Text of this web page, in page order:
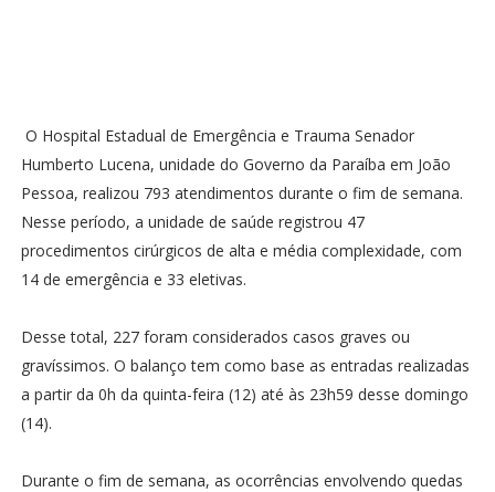
O Hospital Estadual de Emergência e Trauma Senador
Humberto Lucena, unidade do Governo da Paraíba em João
Pessoa, realizou 793 atendimentos durante o fim de semana.
Nesse período, a unidade de saúde registrou 47
procedimentos cirúrgicos de alta e média complexidade, com
14 de emergência e 33 eletivas.
Desse total, 227 foram considerados casos graves ou
gravíssimos. O balanço tem como base as entradas realizadas
a partir da 0h da quinta-feira (12) até às 23h59 desse domingo
(14).
Durante o fim de semana, as ocorrências envolvendo quedas